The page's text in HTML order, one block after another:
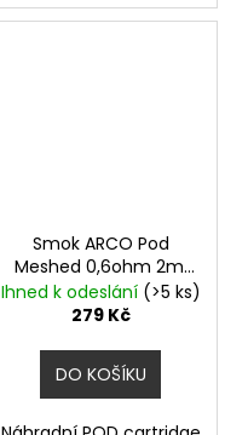
Smok ARCO Pod
Meshed 0,6ohm 2ml
3ks
Ihned k odeslání (>5 ks)
279 Kč
DO KOŠÍKU